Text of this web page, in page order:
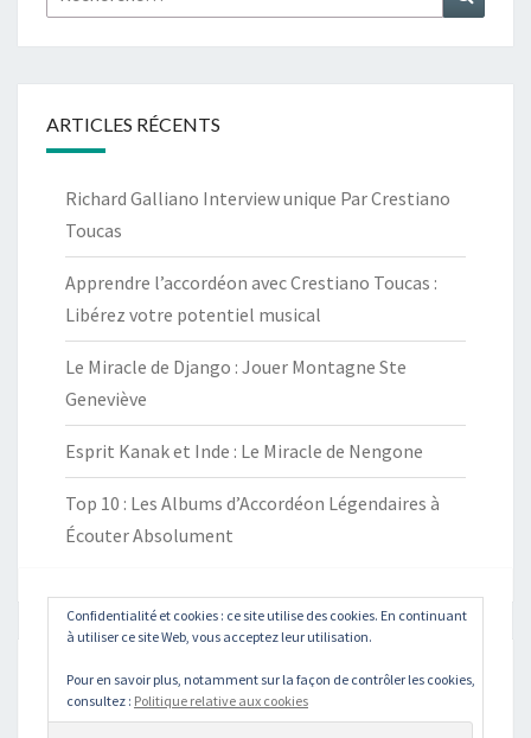
Confidentialité et cookies : ce site utilise des cookies. En continuant
à utiliser ce site Web, vous acceptez leur utilisation.
Pour en savoir plus, notamment sur la façon de contrôler les cookies,
consultez : Politique relative aux cookies
ARTICLES RÉCENTS
Richard Galliano Interview unique Par Crestiano
Toucas
Apprendre l’accordéon avec Crestiano Toucas :
Libérez votre potentiel musical
Le Miracle de Django : Jouer Montagne Ste
Geneviève
Esprit Kanak et Inde : Le Miracle de Nengone
Top 10 : Les Albums d’Accordéon Légendaires à
Écouter Absolument
Rechercher :